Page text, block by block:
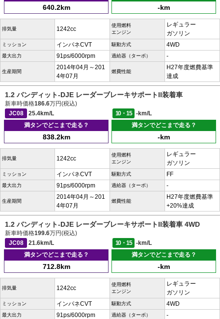
640.2km -km
排気量 1242cc
使用燃料
エンジン
レギュラー
ガソリン
ミッション インパネCVT 駆動方式 4WD
最大出力 91ps/6000rpm 過給器（ターボ） -
生産期間
2014年04月～201
4年07月
燃費性能
H27年度燃費基準
達成
1.2 バンディット-DJE レーダーブレーキサポートII装着車
新車時価格186.6万円(税込)
JC08
25.4km/L 10・15
-km/L
満タンでどこまで走る？
838.2km
満タンでどこまで走る？
-km
排気量 1242cc
使用燃料
エンジン
レギュラー
ガソリン
ミッション インパネCVT 駆動方式 FF
最大出力 91ps/6000rpm 過給器（ターボ） -
生産期間
2014年04月～201
4年07月
燃費性能
H27年度燃費基準
+20%達成
1.2 バンディット-DJE レーダーブレーキサポートII装着車 4WD
新車時価格199.6万円(税込)
JC08
21.6km/L 10・15
-km/L
満タンでどこまで走る？
712.8km
満タンでどこまで走る？
-km
排気量 1242cc
使用燃料
エンジン
レギュラー
ガソリン
ミッション インパネCVT 駆動方式 4WD
最大出力 91ps/6000rpm 過給器（ターボ） -